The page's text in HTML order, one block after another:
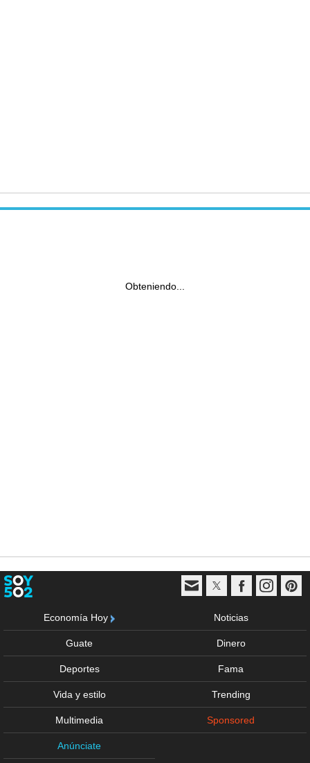
Obteniendo...
Economía Hoy Noticias
Guate Dinero
Deportes Fama
Vida y estilo Trending
Multimedia Sponsored
Anúnciate